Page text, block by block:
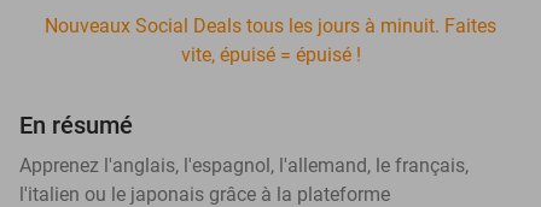
Nouveaux Social Deals tous les jours à minuit. Faites
vite, épuisé = épuisé !
En résumé
Apprenez l'anglais, l'espagnol, l'allemand, le français,
l'italien ou le japonais grâce à la plateforme